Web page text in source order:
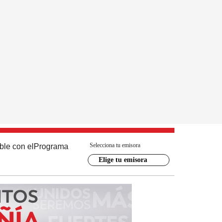
con el Programa Selecciona tu emisora
Elige tu emisora